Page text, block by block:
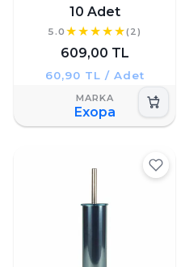
10 Adet
5.0 (2)
609,00 TL
60,90 TL / Adet
Exopa